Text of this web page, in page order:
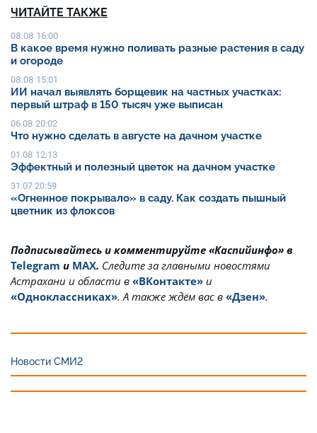
ЧИТАЙТЕ ТАКЖЕ
08.08 16:00
В какое время нужно поливать разные растения в саду
и огороде
08.08 15:01
ИИ начал выявлять борщевик на частных участках:
первый штраф в 150 тысяч уже выписан
06.08 20:02
Что нужно сделать в августе на дачном участке
01.08 12:13
Эффектный и полезный цветок на дачном участке
31.07 20:59
«Огненное покрывало» в саду. Как создать пышный
цветник из флоксов
Подписывайтесь и комментируйте «Каспийинфо» в
Telegram и MAX. Cледите за главными новостями
Астрахани и области в «ВКонтакте» и
«Одноклассниках». А также ждём вас в «Дзен».
Новости СМИ2